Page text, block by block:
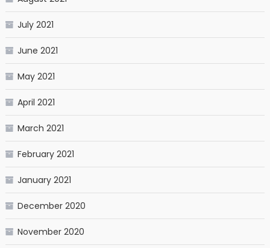
July 2021
June 2021
May 2021
April 2021
March 2021
February 2021
January 2021
December 2020
November 2020